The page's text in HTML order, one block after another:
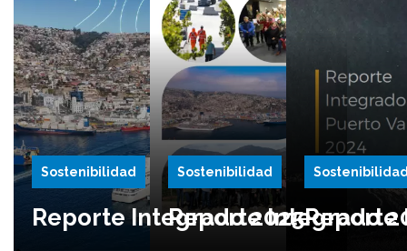
Sostenibilidad
Reporte Integrado 2025
Sostenibilidad
Reporte Integrado
Reporte